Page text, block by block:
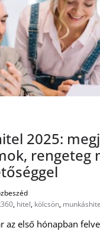
2025:
rengeteg
, hitel, kölcsön,
az első hónapban